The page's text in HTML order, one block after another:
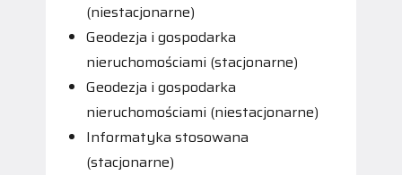
(niestacjonarne)
Geodezja i gospodarka
nieruchomościami (stacjonarne)
Geodezja i gospodarka
nieruchomościami (niestacjonarne)
Informatyka stosowana
(stacjonarne)